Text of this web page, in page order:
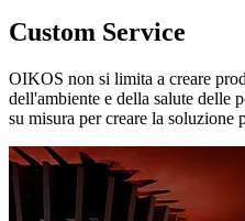
Custom Service
OIKOS non si limita a creare
dell'ambiente e della salute delle
su misura per creare la soluzione